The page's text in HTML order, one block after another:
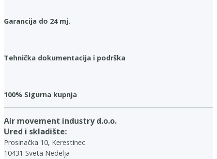
Garancija do 24 mj.
Tehnička dokumentacija i podrška
100% Sigurna kupnja
Air movement industry d.o.o.
Ured i skladište:
Prosinačka 10, Kerestinec
10431 Sveta Nedelja